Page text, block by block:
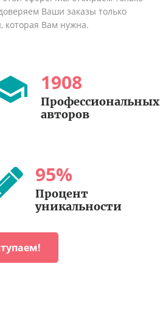
Ваши заказы только
которая Вам нужна.
1908
Профессиональных
авторов
95%
Процент
уникальности